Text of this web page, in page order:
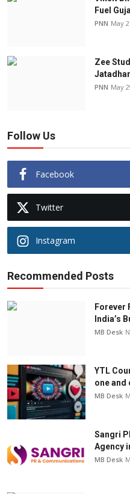
Fuel
PNN May
Zee
PNN May
Follow Us
Facebook
Twitter
Instagram
Recommended Posts
Forever
India’s
MB Desk
YTL
one and
MB Desk
Sangri
Agency
MB Desk